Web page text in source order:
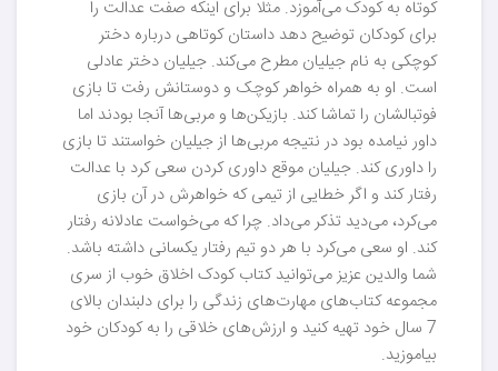
کوتاه به کودک می‌آموزد. مثلا برای اینکه صفت عدالت را
برای کودکان توضیح دهد داستان کوتاهی درباره دختر
کوچکی به نام جیلیان مطرح می‌کند. جیلیان دختر عادلی
است. او به همراه خواهر کوچک و دوستانش رفت تا بازی
فوتبالشان را تماشا کند. بازیکن‌ها و مربی‌ها آنجا بودند اما
داور نیامده بود در نتیجه مربی‌ها از جیلیان خواستند تا بازی
را داوری کند. جیلیان موقع داوری کردن سعی کرد با عدالت
رفتار کند و اگر خطایی از تیمی که خواهرش در آن بازی
می‌کرد، می‌دید تذکر می‌داد. چرا که می‌خواست عادلانه رفتار
کند. او سعی می‌کرد با هر دو تیم رفتار یکسانی داشته باشد.
شما والدین عزیز می‌توانید کتاب کودک اخلاق خوب از سری
مجموعه کتاب‌های مهارت‌های زندگی را برای دلبندان بالای
7 سال خود تهیه کنید و ارزش‌های خلاقی را به کودکان خود
بیاموزید.